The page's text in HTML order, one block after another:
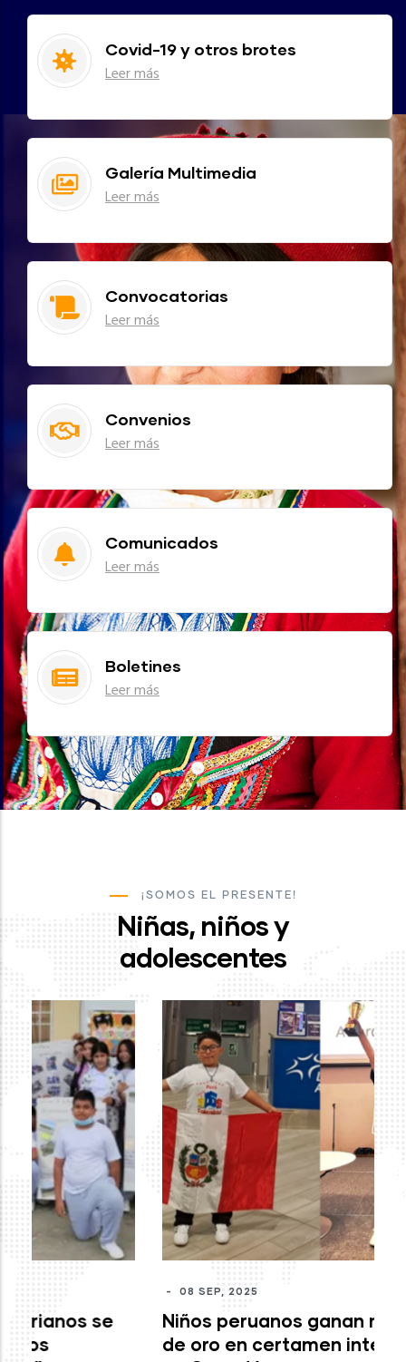
Covid-19 y otros brotes
Leer más
Galería Multimedia
Leer más
Convocatorias
Leer más
Convenios
Leer más
Comunicados
Leer más
Boletines
Leer más
¡SOMOS EL PRESENTE!
Niñas, niños y
adolescentes
Niños peruanos ganan medallas
de oro en certamen internacional